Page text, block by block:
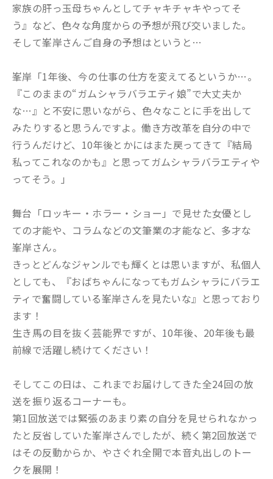
家族の肝っ玉母ちゃんとしてチャキチャキやってそ
う』など、色々な角度からの予想が飛び交いました。
そして峯岸さんご自身の予想はというと…
峯岸「1年後、今の仕事の仕方を変えてるというか…。
『このままの“ガムシャラバラエティ娘”で大丈夫か
な…』と不安に思いながら、色々なことに手を出して
みたりすると思うんですよ。働き方改革を自分の中で
行うんだけど、10年後とかにはまた戻ってきて『結局
私ってこれなのかも』と思ってガムシャラバラエティや
ってそう。」
舞台「ロッキー・ホラー・ショー」で見せた女優とし
ての才能や、コラムなどの文筆業の才能など、多才な
峯岸さん。
きっとどんなジャンルでも輝くとは思いますが、私個人
としても、『おばちゃんになってもガムシャラにバラエ
ティで奮闘している峯岸さんを見たいな』と思っており
ます！
生き馬の目を抜く芸能界ですが、10年後、20年後も最
前線で活躍し続けてください！
そしてこの日は、これまでお届けしてきた全24回の放
送を振り返るコーナーも。
第1回放送では緊張のあまり素の自分を見せられなかっ
たと反省していた峯岸さんでしたが、続く第2回放送で
はその反動からか、やさぐれ全開で本音丸出しのトー
クを展開！